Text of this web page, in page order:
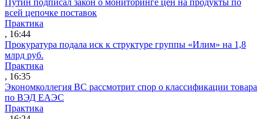
всей цепочке поставок
Практика
, 16:44
Прокуратура подала иск к структуре группы «Илим» на 1,8
млрд руб.
Практика
, 16:35
Экономколлегия ВС рассмотрит спор о классификации товара
по ВЭД ЕАЭС
Практика